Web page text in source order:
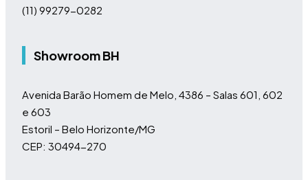
(11) 99279-0282
Showroom BH
Avenida Barão Homem de Melo, 4386 – Salas 601, 602
e 603
Estoril – Belo Horizonte/MG
CEP: 30494-270